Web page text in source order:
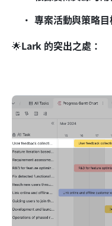
專案活動與策略
🌟Lark 的突出之處：